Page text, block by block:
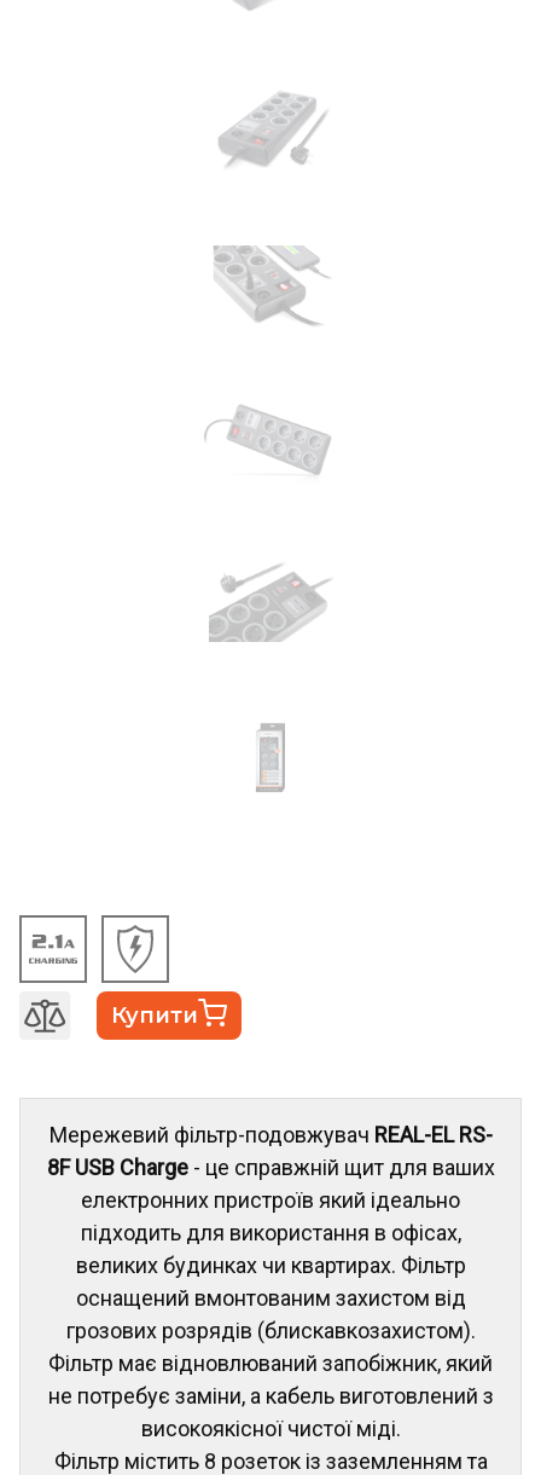
Купити
Мережевий фільтр-подовжувач REAL-EL RS-
8F USB Charge- це справжній щит для ваших
електронних пристроїв який ідеально
підходить для використання в офісах,
великих будинках чи квартирах. Фільтр
оснащений вмонтованим захистом від
грозових розрядів (блискавкозахистом).
Фільтр має відновлюваний запобіжник, який
не потребує заміни, а кабель виготовлений з
високоякісної чистої міді.
Фільтр містить 8 розеток із заземленням та